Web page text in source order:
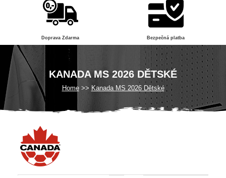
Doprava Zdarma Bezpečná platba
KANADA MS 2026 DĚTSKÉ
Home Kanada MS 2026 Dětské